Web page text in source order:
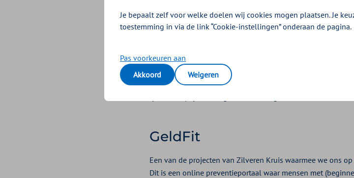
Het hebben van schulden kan ervoor zorgen dat het niet
kinderen een stabiele opvoeding te geven en
GeldFit
Een van de projecten van Zilveren Kruis waarmee we ons
Dit is een online preventieportaal waar mensen met
Je bepaalt zelf voor welke doelen wij cookies mogen plaatsen. Je
toestemming in via de link “Cookie-instellingen” onderaan de pagina.
Pas voorkeuren aan
Akkoord
Weigeren